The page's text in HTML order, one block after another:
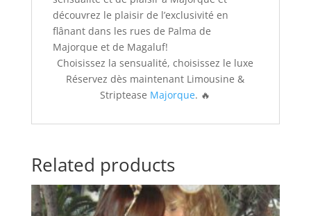
découvrez le plaisir de l’exclusivité en
flânant dans les rues de Palma de
Majorque et de Magaluf!
Choisissez la sensualité, choisissez le luxe
Réservez dès maintenant Limousine &
Striptease Majorque. 🔥
Related products